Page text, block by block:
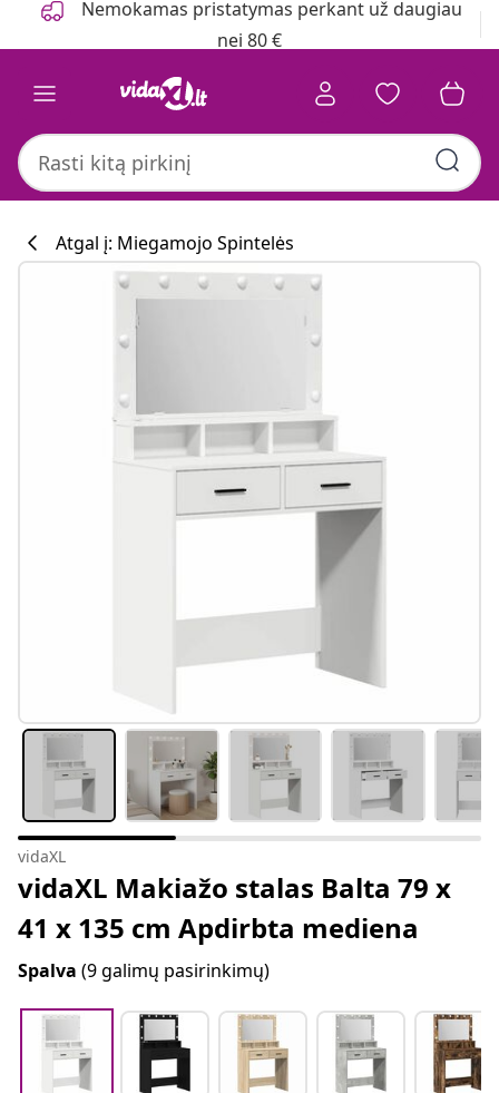
Nemokamas pristatymas perkant už daugiau
nei 80 €
Atgal į: Miegamojo Spintelės
vidaXL
vidaXL Makiažo stalas Balta 79 x
41 x 135 cm Apdirbta mediena
Spalva (9 galimų pasirinkimų)